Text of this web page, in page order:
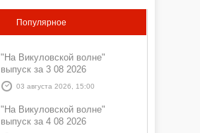
Популярное
"На Викуловской волне"
выпуск за 3 08 2026
03 августа 2026, 15:00
"На Викуловской волне"
выпуск за 4 08 2026